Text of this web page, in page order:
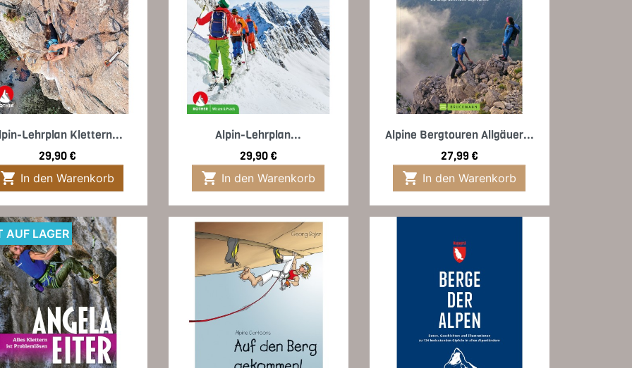
 Vorschau
Lehrplan Klettern...
Preis
29,90 €
 In den Warenkorb
 Vorschau
Alpin-Lehrplan...
Preis
29,90 €
 In den Warenkorb
Vorschau
Alpine Bergtouren Allgäuer...
Preis
27,99 €
 In den Warenkorb
AUF LAGER